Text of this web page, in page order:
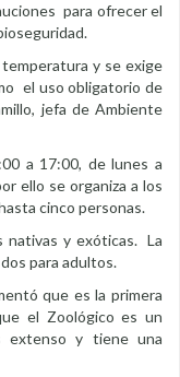
para ofrecer el
y se exige
el uso obligatorio de
jefa de Ambiente
a 17:00, de lunes a
ello se organiza a los
cinco personas.
nativas y exóticas. La
para adultos.
que es la primera
el Zoológico es un
extenso y tiene una